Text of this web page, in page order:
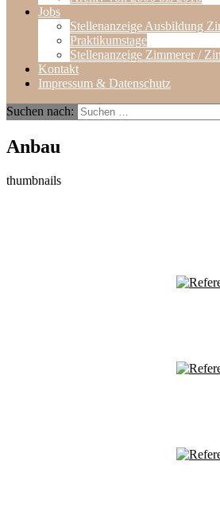
Jobs
Stellenanzeige Ausbildung
Praktikumstage
Stellenanzeige Zimmerer /
Kontakt
Impressum & Datenschutz
Suchen nach:
Anbau
thumbnails